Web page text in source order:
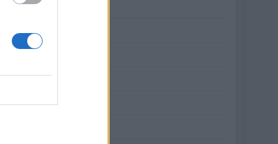
december 2021
november 2021